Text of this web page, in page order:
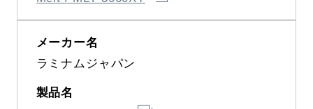
ラミナムジャパン